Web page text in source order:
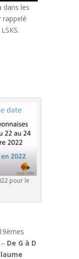
dans les
rappelé
pour le
De G à D